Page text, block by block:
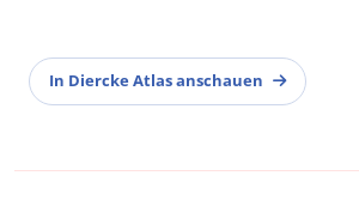
In Diercke Atlas anschauen